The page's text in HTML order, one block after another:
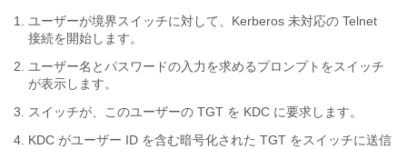
ユーザーが境界スイッチに対して、Kerberos 未対応の Telnet
接続を開始します。
ユーザー名とパスワードの入力を求めるプロンプトをスイッチ
が表示します。
スイッチが、このユーザーの TGT を KDC に要求します。
KDC がユーザー ID を含む暗号化された TGT をスイッチに送信